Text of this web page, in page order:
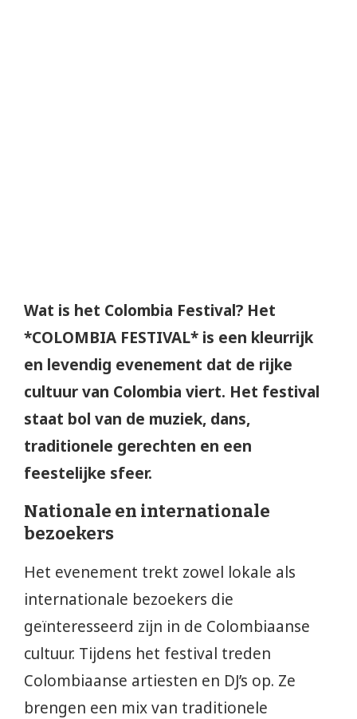
Wat is het Colombia Festival? Het
*COLOMBIA FESTIVAL* is een kleurrijk
en levendig evenement dat de rijke
cultuur van Colombia viert. Het festival
staat bol van de muziek, dans,
traditionele gerechten en een
feestelijke sfeer.
Nationale en internationale
bezoekers
Het evenement trekt zowel lokale als
internationale bezoekers die
geïnteresseerd zijn in de Colombiaanse
cultuur. Tijdens het festival treden
Colombiaanse artiesten en DJ’s op. Ze
brengen een mix van traditionele